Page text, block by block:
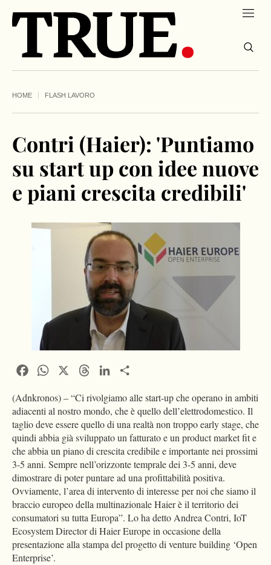
HOME FLASH LAVORO
Contri (Haier): 'Puntiamo
su start up con idee nuove
e piani crescita credibili'
FacebookWhatsApp ThreadsLinkedIn
(Adnkronos) – “Ci rivolgiamo alle start-up che operano in ambiti
adiacenti al nostro mondo, che è quello dell’elettrodomestico. Il
taglio deve essere quello di una realtà non troppo early stage, che
quindi abbia già sviluppato un fatturato e un product market fit e
che abbia un piano di crescita credibile e importante nei prossimi
3-5 anni. Sempre nell’orizzonte temprale dei 3-5 anni, deve
dimostrare di poter puntare ad una profittabilità positiva.
Ovviamente, l’area di intervento di interesse per noi che siamo il
braccio europeo della multinazionale Haier è il territorio dei
consumatori su tutta Europa”. Lo ha detto Andrea Contri, IoT
Ecosystem Director di Haier Europe in occasione della
presentazione alla stampa del progetto di venture building ‘Open
Enterprise’.